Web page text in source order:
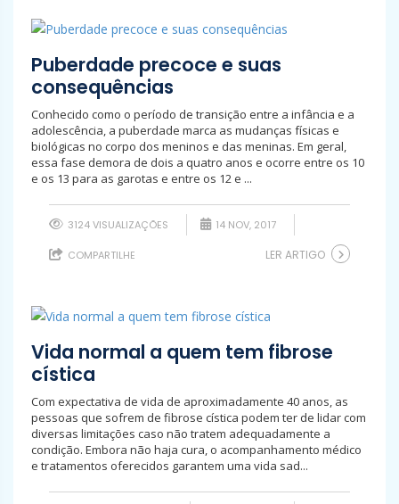
Puberdade precoce e suas
consequências
Conhecido como o período de transição entre a infância e a
adolescência, a puberdade marca as mudanças físicas e
biológicas no corpo dos meninos e das meninas. Em geral,
essa fase demora de dois a quatro anos e ocorre entre os 10
e os 13 para as garotas e entre os 12 e ...
3124 VISUALIZAÇÕES 14 NOV, 2017
COMPARTILHE LER ARTIGO
Vida normal a quem tem fibrose
cística
Com expectativa de vida de aproximadamente 40 anos, as
pessoas que sofrem de fibrose cística podem ter de lidar com
diversas limitações caso não tratem adequadamente a
condição. Embora não haja cura, o acompanhamento médico
e tratamentos oferecidos garantem uma vida sad...